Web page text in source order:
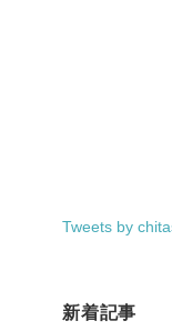
Tweets by
新着記事